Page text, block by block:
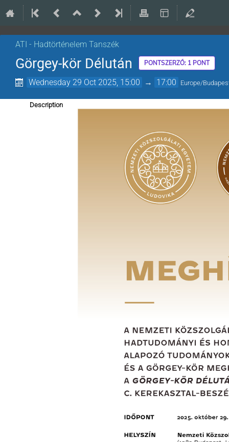
ATI - Hadtörténelem Tanszék
Görgey-kör Délután PONTSZERZŐ: 1 PONT
Wednesday 29 Oct 2025, 15:00 → 17:00 Europe/
Description